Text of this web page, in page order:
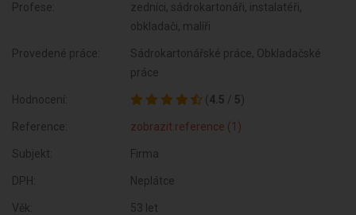
Profese:
zedníci, sádrokartonáři, instalatéři,
obkladači, malíři
Provedené práce:
Sádrokartonářské práce, Obkladačské
práce
Hodnocení: ( 4.5 / 5)
Reference: zobrazit reference (1)
Subjekt: Firma
DPH: Neplátce
Věk: 53 let